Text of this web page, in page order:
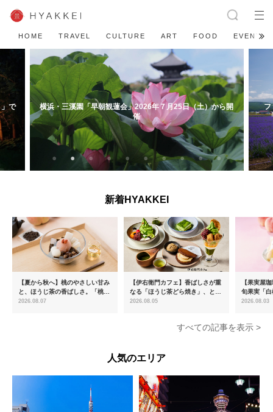
HOME TRAVEL CULTURE ART FOOD EVENT
開
ファーム富田と提携、ザランタン芦別のご宿泊者限定で
「ラベンダーバス」無料乗車券付きプランを販売開始
【
新着HYAKKEI
【夏から秋へ】桃のやさしい甘み
と、ほうじ茶の香ばしさ。「桃と
ほうじ茶のあんみつ」を8月中旬
2026.08.07
【伊右衛門カフェ】香ばしさが重
なる「ほうじ茶どら焼き」、とろ
ける「宇治抹茶ティラミス」が新
2026.08.05
【果実屋
旬果実「
限定販売
2026.08.03
すべての記事を表示 >
人気のエリア